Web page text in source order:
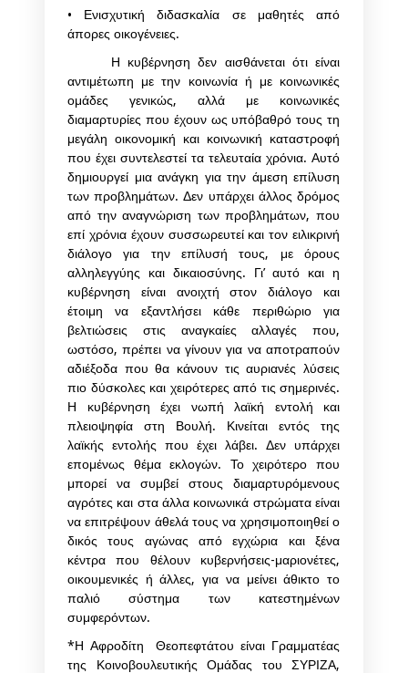
• Ενισχυτική διδασκαλία σε μαθητές από
άπορες οικογένειες.
Η κυβέρνηση δεν αισθάνεται ότι είναι
αντιμέτωπη με την κοινωνία ή με κοινωνικές
ομάδες γενικώς, αλλά με κοινωνικές
διαμαρτυρίες που έχουν ως υπόβαθρό τους τη
μεγάλη οικονομική και κοινωνική καταστροφή
που έχει συντελεστεί τα τελευταία χρόνια. Αυτό
δημιουργεί μια ανάγκη για την άμεση επίλυση
των προβλημάτων. Δεν υπάρχει άλλος δρόμος
από την αναγνώριση των προβλημάτων, που
επί χρόνια έχουν συσσωρευτεί και τον ειλικρινή
διάλογο για την επίλυσή τους, με όρους
αλληλεγγύης και δικαιοσύνης. Γι’ αυτό και η
κυβέρνηση είναι ανοιχτή στον διάλογο και
έτοιμη να εξαντλήσει κάθε περιθώριο για
βελτιώσεις στις αναγκαίες αλλαγές που,
ωστόσο, πρέπει να γίνουν για να αποτραπούν
αδιέξοδα που θα κάνουν τις αυριανές λύσεις
πιο δύσκολες και χειρότερες από τις σημερινές.
Η κυβέρνηση έχει νωπή λαϊκή εντολή και
πλειοψηφία στη Βουλή. Κινείται εντός της
λαϊκής εντολής που έχει λάβει. Δεν υπάρχει
επομένως θέμα εκλογών. Το χειρότερο που
μπορεί να συμβεί στους διαμαρτυρόμενους
αγρότες και στα άλλα κοινωνικά στρώματα είναι
να επιτρέψουν άθελά τους να χρησιμοποιηθεί ο
δικός τους αγώνας από εγχώρια και ξένα
κέντρα που θέλουν κυβερνήσεις-μαριονέτες,
οικουμενικές ή άλλες, για να μείνει άθικτο το
παλιό σύστημα των κατεστημένων
συμφερόντων.
*Η Αφροδίτη Θεοπεφτάτου είναι Γραμματέας
της Κοινοβουλευτικής Ομάδας του ΣΥΡΙΖΑ,